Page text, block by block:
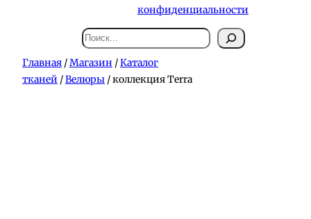
конфиденциальности
Поиск
Главная /Магазин /Каталог
тканей /Велюры / коллекция Terra